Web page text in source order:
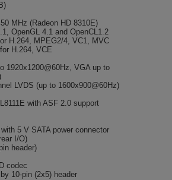
MHz (Radeon HD 8310E)
OpenGL 4.1 and OpenCL1.2
H.264, MPEG2/4, VC1, MVC
H.264, VCE
1920x1200@60Hz, VGA up to
LVDS (up to 1600x900@60Hz)
with ASF 2.0 support
5 V SATA power connector
I/O)
header)
codec
10-pin (2x5) header